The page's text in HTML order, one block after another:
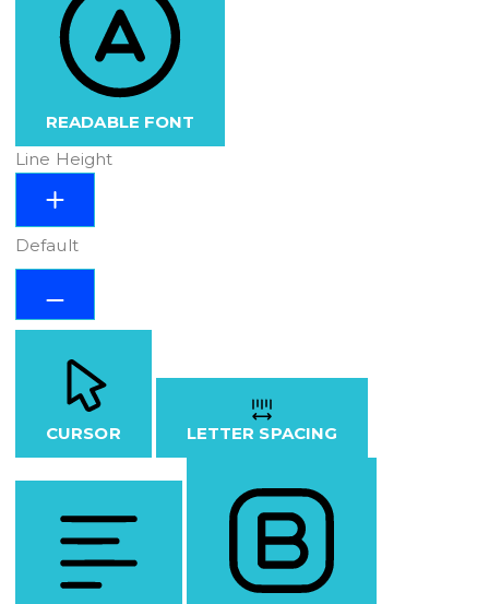
READABLE FONT
Line Height
Default
CURSOR LETTER SPACING